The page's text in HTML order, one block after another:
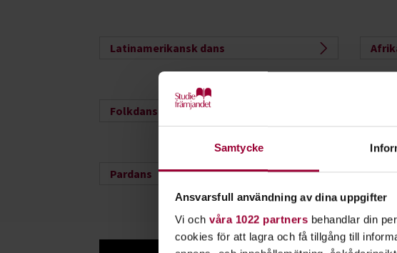
Samtycke
Ansvarsfull användning av dina uppgifter
Vi och våra 1022 partners behandlar din
cookies för att lagra och få tillgång till
Latinamerikansk dans
Folkdans
Pardans